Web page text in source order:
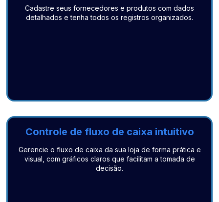
Cadastre seus fornecedores e produtos com dados
detalhados e tenha todos os registros organizados.
Controle de fluxo de caixa intuitivo
Gerencie o fluxo de caixa da sua loja de forma prática e
visual, com gráficos claros que facilitam a tomada de
decisão.